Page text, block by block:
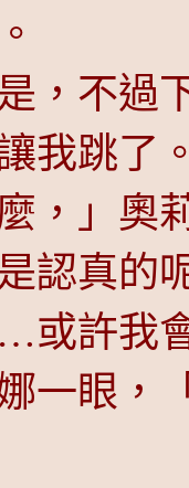
是，不
我跳了
麼，」
認真的
…或許我
一眼，